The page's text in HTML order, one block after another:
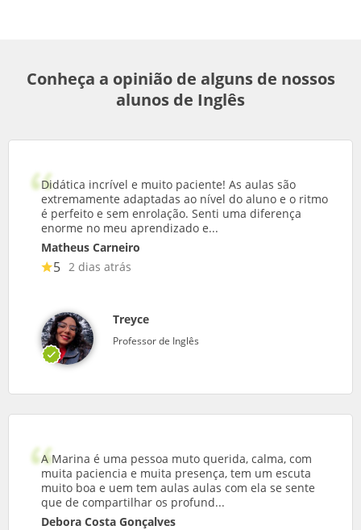
Conheça a opinião de alguns de nossos
alunos de Inglês
Didática incrível e muito paciente! As aulas são
extremamente adaptadas ao nível do aluno e o ritmo
é perfeito e sem enrolação. Senti uma diferença
enorme no meu aprendizado e...
Matheus Carneiro
5 2 dias atrás
Treyce
Professor de Inglês
A Marina é uma pessoa muto querida, calma, com
muita paciencia e muita presença, tem um escuta
muito boa e uem tem aulas aulas com ela se sente
que de compartilhar os profund...
Debora Costa Gonçalves